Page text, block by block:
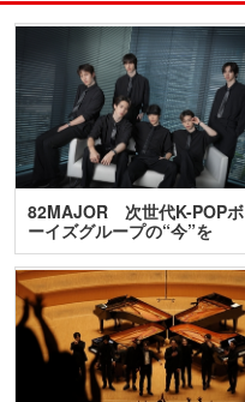
82MAJOR 次世代K-POPボ
ーイズグループの“今”を
訊…